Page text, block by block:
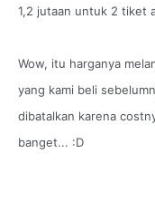
1,2 jutaan untuk 2 tiket
Wow, itu harganya
yang kami beli
dibatalkan karena
banget... :D